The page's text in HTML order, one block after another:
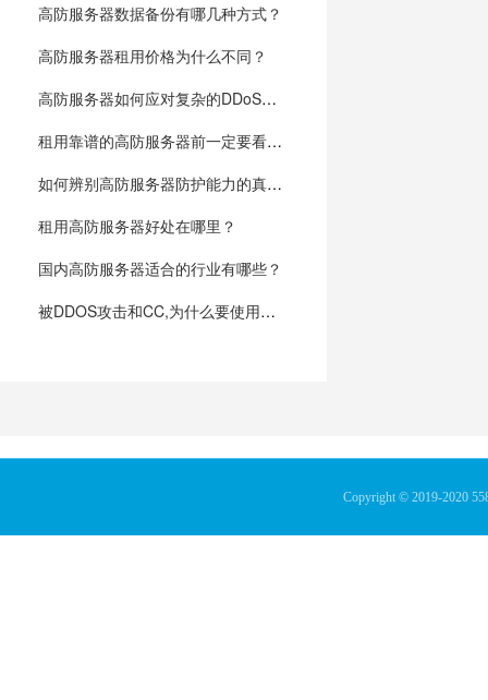
高防服务器数据备份有哪几种方式？
高防服务器租用价格为什么不同？
高防服务器如何应对复杂的DDoS攻击？
租用靠谱的高防服务器前一定要看的几个物理参数？
如何辨别高防服务器防护能力的真假?
租用高防服务器好处在哪里？
国内高防服务器适合的行业有哪些？
被DDOS攻击和CC,为什么要使用高防服务器？
Copyright © 2019-2020